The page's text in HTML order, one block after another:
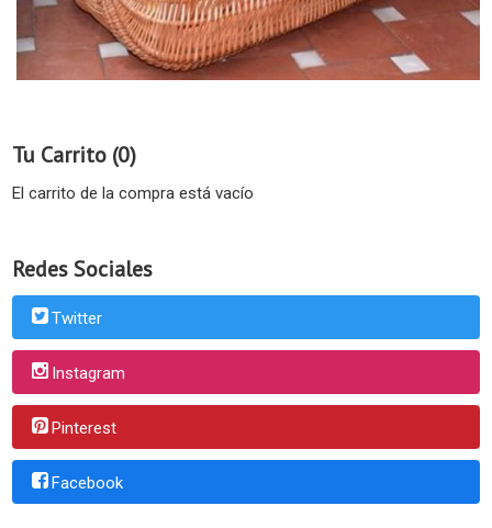
Tu Carrito (0)
El carrito de la compra está vacío
Redes Sociales
Twitter
Instagram
Pinterest
Facebook